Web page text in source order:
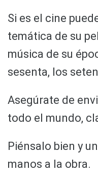
Si es el cine
temática de su
música de su
sesenta, los
Asegúrate de
todo el mundo,
Piénsalo bien y
manos a la obra.